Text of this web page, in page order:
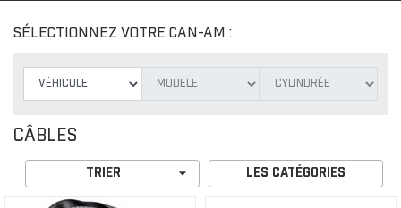
SÉLECTIONNEZ VOTRE CAN-AM :
CÂBLES
TRIER  LES CATÉGORIES